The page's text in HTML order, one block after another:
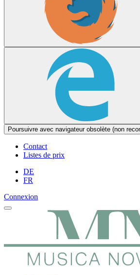
Poursuivre avec navigateur obsolète (non
Contact
Listes de prix
DE
FR
Connexion